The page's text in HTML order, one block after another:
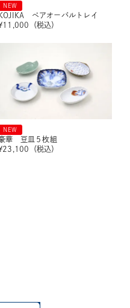
NEW
KOJIKA ペアオーバルトレイ
11,000 （税込）
NEW
華 豆皿５枚組
23,100 （税込）